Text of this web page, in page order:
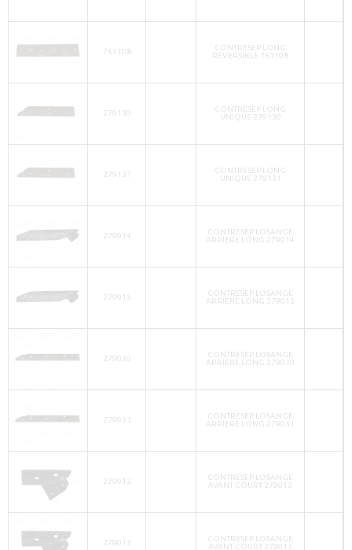
761108
CONTRESEP LONG
REVERSIBLE 761108
279130
CONTRESEP LONG
UNIQUE 279130
279131
CONTRESEP LONG
UNIQUE 279131
279014
CONTRESEP LOSANGE
ARRIERE LONG 279014
279015
CONTRESEP LOSANGE
ARRIERE LONG 279015
279030
CONTRESEP LOSANGE
ARRIERE LONG 279030
279031
CONTRESEP LOSANGE
ARRIERE LONG 279031
279012
CONTRESEP LOSANGE
AVANT COURT 279012
279013
CONTRESEP LOSANGE
AVANT COURT 279013